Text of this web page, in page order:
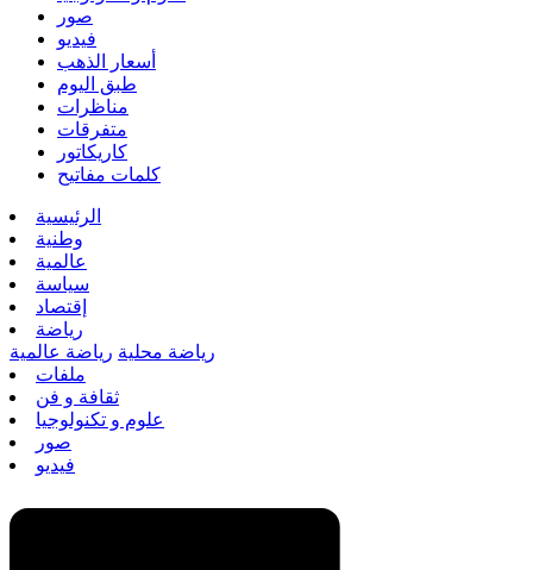
صور
فيديو
أسعار الذهب
طبق اليوم
مناظرات
متفرقات
كاريكاتور
كلمات مفاتيح
الرئيسية
وطنية
عالمية
سياسة
إقتصاد
رياضة
رياضة محلية رياضة عالمية
ملفات
ثقافة و فن
علوم و تكنولوجيا
صور
فيديو